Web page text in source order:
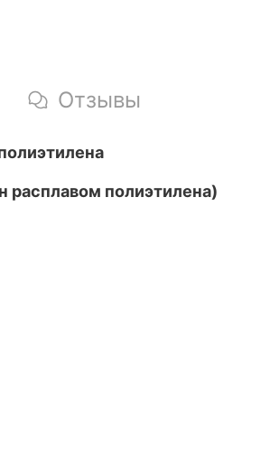
Отзывы
расплавом полиэтилена)